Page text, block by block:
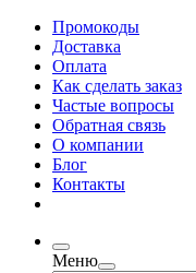
Промокоды
Доставка
Оплата
Как сделать заказ
Частые вопросы
Обратная связь
О компании
Блог
Контакты
Меню